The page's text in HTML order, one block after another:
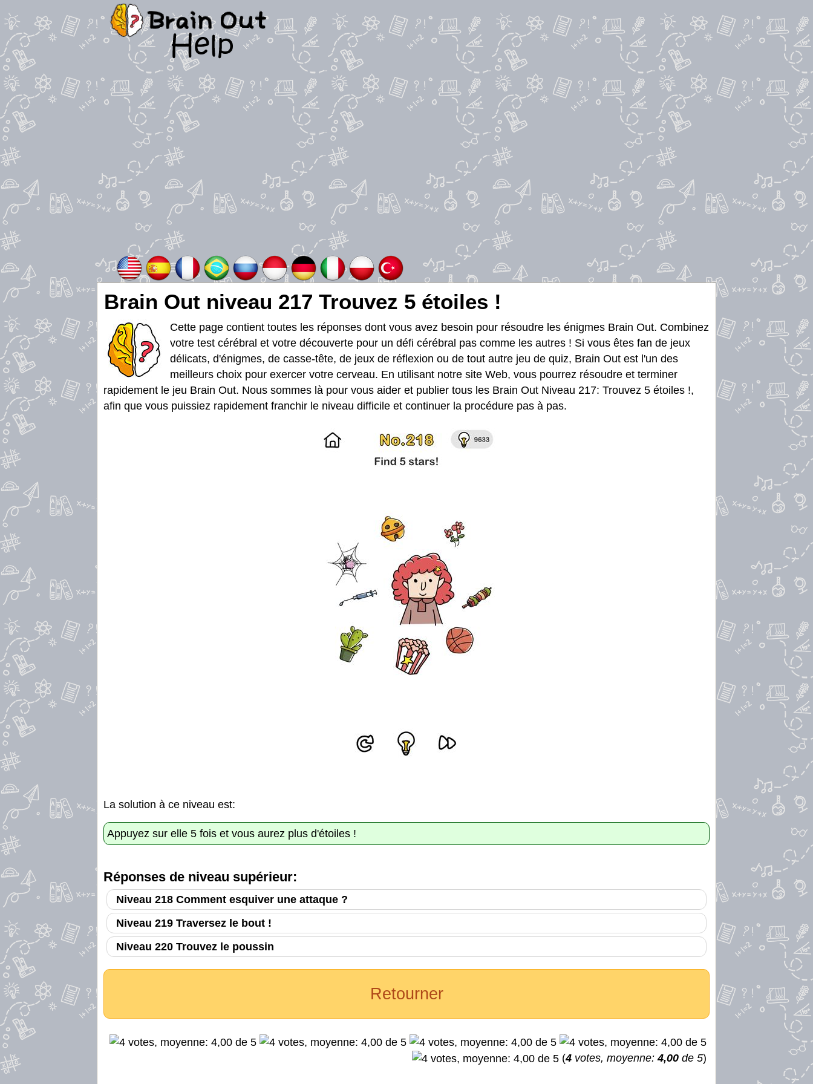
Brain Out niveau 217 Trouvez 5 étoiles !
Cette page contient toutes les réponses dont vous avez besoin pour résoudre les énigmes Brain Out. Combinez
votre test cérébral et votre découverte pour un défi cérébral pas comme les autres ! Si vous êtes fan de jeux
délicats, d'énigmes, de casse-tête, de jeux de réflexion ou de tout autre jeu de quiz, Brain Out est l'un des
meilleurs choix pour exercer votre cerveau. En utilisant notre site Web, vous pourrez résoudre et terminer
rapidement le jeu Brain Out. Nous sommes là pour vous aider et publier tous les Brain Out Niveau 217: Trouvez 5 étoiles !,
afin que vous puissiez rapidement franchir le niveau difficile et continuer la procédure pas à pas.
La solution à ce niveau est:
Appuyez sur elle 5 fois et vous aurez plus d'étoiles !
Réponses de niveau supérieur:
Niveau 218 Comment esquiver une attaque ?
Niveau 219 Traversez le bout !
Niveau 220 Trouvez le poussin
Retourner
(4 votes, moyenne:4,00 de 5)